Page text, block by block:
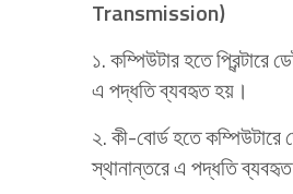
Transmission)
১. কম্পিউটার হতে প্রিন্টারে
এ পদ্ধতি ব্যবহৃত হয়।
২. কী-বোর্ড হতে কম্পিউটারে
স্থানান্তরে এ পদ্ধতি